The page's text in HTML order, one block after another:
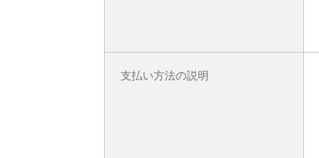
支払い方法の説明